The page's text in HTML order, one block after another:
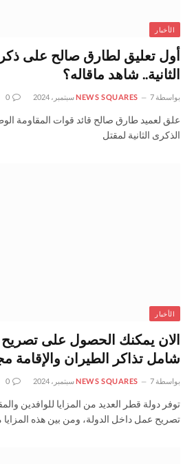
الأخبار
أول تعليق لطارق صالح على
الثانية.. شاهد ماقاله؟
بواسطة NEWS SQUARES 7 سبتمبر، 2024 0
علق لعميد طارق صالح قائد قوات المقاومة
الذكرى الثانية لمقتل
الأخبار
الان يمكنك الحصول على
شامل تذاكر الطيران والإقامة
بواسطة NEWS SQUARES 7 سبتمبر، 2024 0
توفر دولة قطر العديد من المزايا للوافدين
تصريح عمل داخل الدولة، ومن بين هذه المزايا